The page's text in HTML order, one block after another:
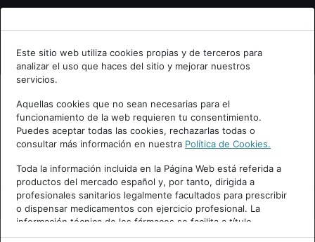
Bienvenid@ a psiquiatria.com
Escribe tu Email
Accede o regístrate con tu email.
Cancelar
Este sitio web utiliza cookies propias y de terceros para
analizar el uso que haces del sitio y mejorar nuestros
servicios.
Aquellas cookies que no sean necesarias para el
funcionamiento de la web requieren tu consentimiento.
Puedes aceptar todas las cookies, rechazarlas todas o
consultar más información en nuestra Política de Cookies.
Toda la información incluida en la Página Web está referida a
productos del mercado español y, por tanto, dirigida a
profesionales sanitarios legalmente facultados para prescribir
o dispensar medicamentos con ejercicio profesional. La
información técnica de los fármacos se facilita a título
meramente informativo, siendo responsabilidad de los